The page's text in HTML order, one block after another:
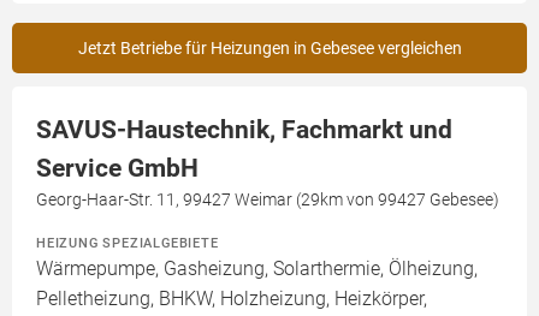
Jetzt Betriebe für Heizungen in Gebesee vergleichen
SAVUS-Haustechnik, Fachmarkt und
Service GmbH
Georg-Haar-Str. 11, 99427 Weimar (29km von 99427 Gebesee)
HEIZUNG SPEZIALGEBIETE
Wärmepumpe, Gasheizung, Solarthermie, Ölheizung,
Pelletheizung, BHKW, Holzheizung, Heizkörper,